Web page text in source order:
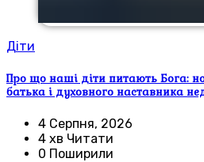
Діти
Про що наші діти питають Бога:
батька і духовного наставника
4 Серпня, 2026
4 хв Читати
0 Поширили